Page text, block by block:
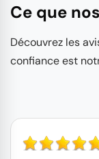
Ce que
Découvrez les
confiance est